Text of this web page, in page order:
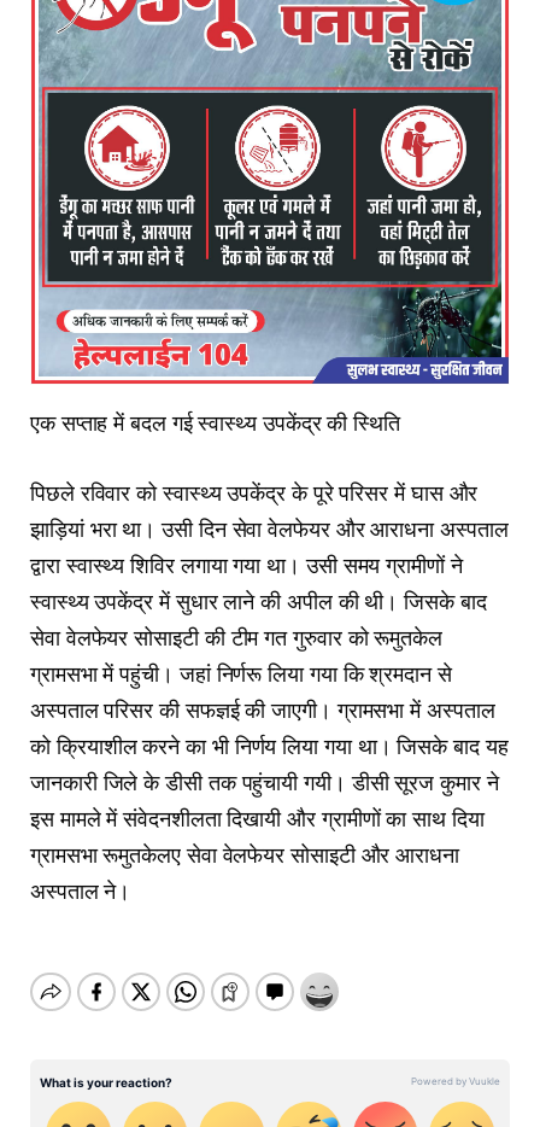
एक सप्ताह में बदल गई स्वास्थ्य उपकेंद्र की स्थिति
पिछले रविवार को स्वास्थ्य उपकेंद्र के पूरे परिसर में घास और
झाड़ियां भरा था। उसी दिन सेवा वेलफेयर और आराधना अस्पताल
द्वारा स्वास्थ्य शिविर लगाया गया था। उसी समय ग्रामीणों ने
स्वास्थ्य उपकेंद्र में सुधार लाने की अपील की थी। जिसके बाद
सेवा वेलफेयर सोसाइटी की टीम गत गुरुवार को रूमुतकेल
ग्रामसभा में पहुंची। जहां निर्णरू लिया गया कि श्रमदान से
अस्पताल परिसर की सफज्ञई की जाएगी। ग्रामसभा में अस्पताल
को क्रियाशील करने का भी निर्णय लिया गया था। जिसके बाद यह
जानकारी जिले के डीसी तक पहुंचायी गयी। डीसी सूरज कुमार ने
इस मामले में संवेदनशीलता दिखायी और ग्रामीणों का साथ दिया
ग्रामसभा रूमुतकेलए सेवा वेलफेयर सोसाइटी और आराधना
अस्पताल ने।